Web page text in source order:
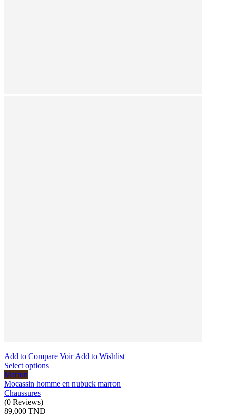
Add to Compare VoirAdd to Wishlist
Select options
Marron
Mocassin homme en nubuck marron
Chaussures
(0 Reviews)
89,000 TND